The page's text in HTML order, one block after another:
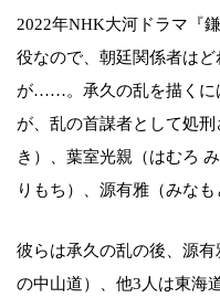
2022年NHK大河ドラマ『
役なので、朝廷関係者は
が……。承久の乱を描くに
が、乱の首謀者として処
き）、葉室光親（はむろ
りもち）、源有雅（みなも
彼らは承久の乱の後、源
の中山道）、他3人は東海